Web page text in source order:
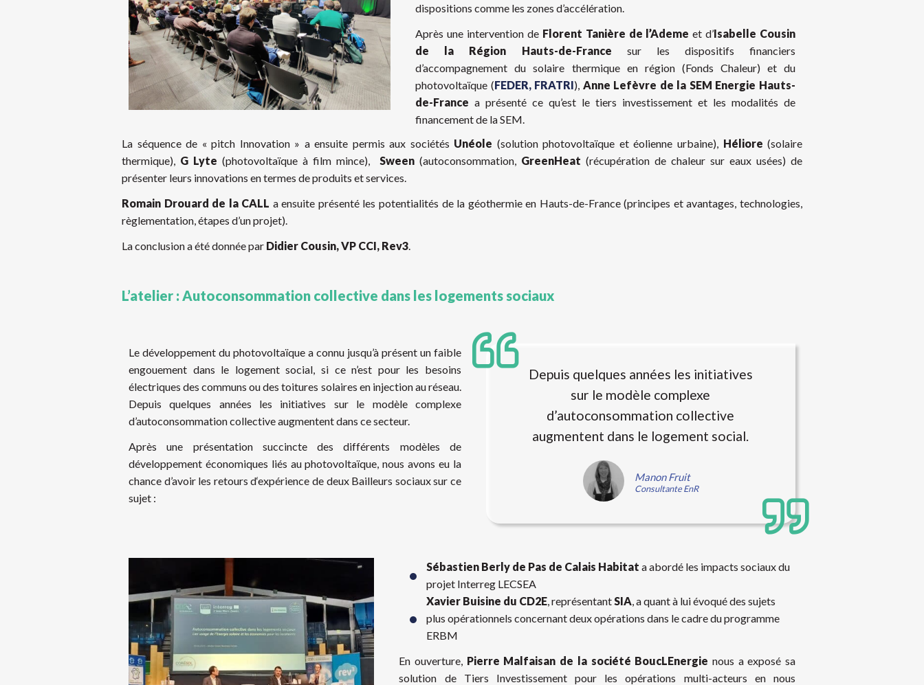
dispositions comme les zones d’accélération.
Après une intervention de Florent Tanière de l’Ademe et d’Isabelle Cousin
de la Région Hauts-de-France sur les dispositifs financiers
d’accompagnement du solaire thermique en région (Fonds Chaleur) et du
photovoltaïque (FEDER, FRATRI), Anne Lefèvre de la SEM Energie Hauts-
de-France a présenté ce qu’est le tiers investissement et les modalités de
financement de la SEM.
La séquence de « pitch Innovation » a ensuite permis aux sociétés Unéole (solution photovoltaïque et éolienne urbaine), Héliore (solaire
thermique), G Lyte (photovoltaïque à film mince), Sween (autoconsommation, GreenHeat (récupération de chaleur sur eaux usées) de
présenter leurs innovations en termes de produits et services.
Romain Drouard de la CALL a ensuite présenté les potentialités de la géothermie en Hauts-de-France (principes et avantages, technologies,
règlementation, étapes d’un projet).
La conclusion a été donnée par Didier Cousin, VP CCI, Rev3.
L’atelier : Autoconsommation collective dans les logements sociaux
Le développement du photovoltaïque a connu jusqu’à présent un faible
engouement dans le logement social, si ce n’est pour les besoins
électriques des communs ou des toitures solaires en injection au réseau.
Depuis quelques années les initiatives sur le modèle complexe
d’autoconsommation collective augmentent dans ce secteur.
Après une présentation succincte des différents modèles de
développement économiques liés au photovoltaïque, nous avons eu la
chance d’avoir les retours d‘expérience de deux Bailleurs sociaux sur ce
sujet :
Depuis quelques années les initiatives
sur le modèle complexe
d’autoconsommation collective
augmentent dans le logement social.
Manon Fruit
Consultante EnR
Sébastien Berly de Pas de Calais Habitat a abordé les impacts sociaux du
projet Interreg LECSEA
Xavier Buisine du CD2E, représentantSIA, a quant à lui évoqué des sujets
plus opérationnels concernant deux opérations dans le cadre du programme
ERBM
En ouverture, Pierre Malfaisan de la société BoucLEnergie nous a exposé sa
solution de Tiers Investissement pour les opérations multi-acteurs en nous